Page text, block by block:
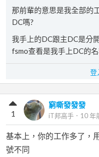
那前輩的意思是我全部的
DC嗎?
我手上的DC跟主DC是分
fsmo查看是我手上DC的
登
窮嘶發發發
iT邦高手 ． 10 年
1
基本上，你的工作多了，
號不同